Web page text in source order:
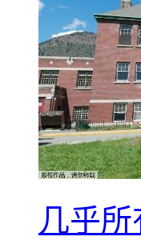
几乎